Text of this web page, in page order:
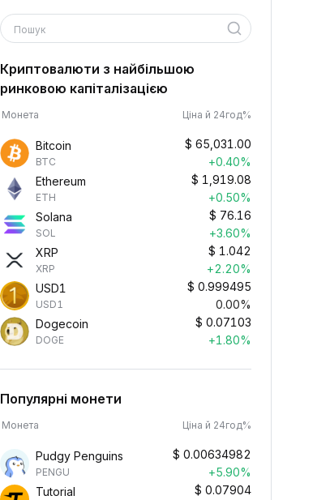
Пошук
Криптовалюти з найбільшою
ринковою капіталізацією
Монета Ціна й 24год%
Bitcoin
BTC
$ 65,031.00
+0.40%
Ethereum
ETH
$ 1,919.08
+0.50%
Solana
SOL
$ 76.16
+3.60%
XRP
XRP
$ 1.042
+2.20%
USD1
USD1
$ 0.999495
0.00%
Dogecoin
DOGE
$ 0.07103
+1.80%
Популярні монети
Монета Ціна й 24год%
Pudgy Penguins
PENGU
$ 0.00634982
+5.90%
Tutorial
$ 0.07904